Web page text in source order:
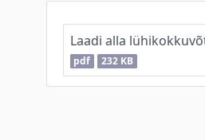
Laadi alla
pdf 232 KB